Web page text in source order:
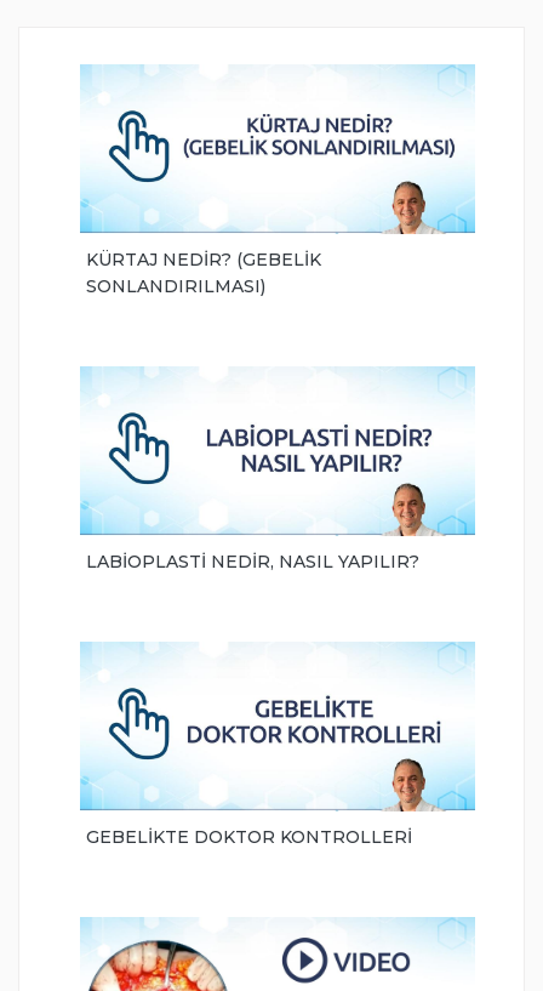
KÜRTAJ NEDİR? (GEBELİK
SONLANDIRILMASI)
LABİOPLASTİ NEDİR, NASIL YAPILIR?
GEBELİKTE DOKTOR KONTROLLERİ